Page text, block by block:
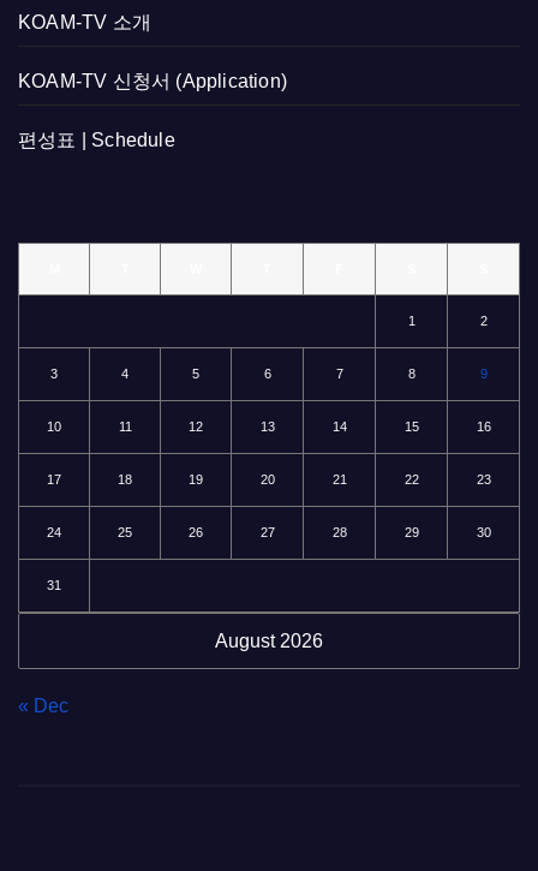
KOAM-TV 소개
KOAM-TV 신청서 (Application)
편성표 | Schedule
August 2026
1 2
3 4 5 6 7 8 9
10 11 12 13 14 15 16
17 18 19 20 21 22 23
24 25 26 27 28 29 30
31
« Dec